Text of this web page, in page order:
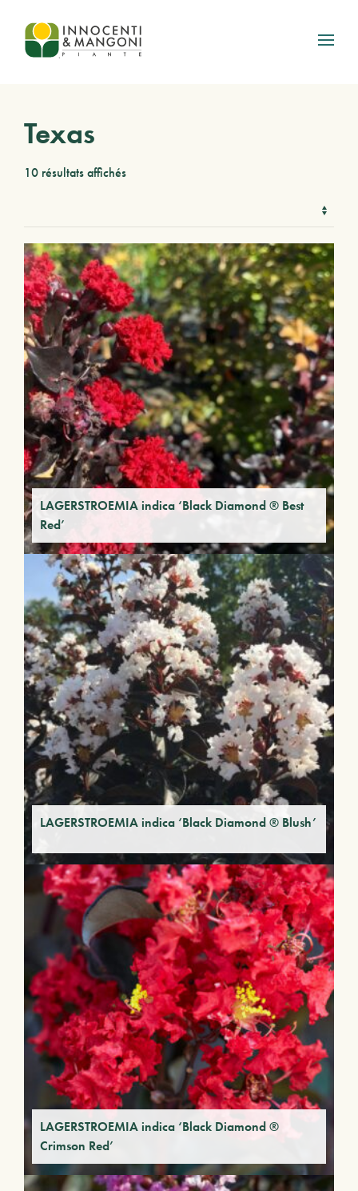
Skip to main content
Texas
10 résultats affichés
LAGERSTROEMIA indica ‘Black Diamond ® Best
Red’
LAGERSTROEMIA indica ‘Black Diamond ® Blush’
LAGERSTROEMIA indica ‘Black Diamond ®
Crimson Red’